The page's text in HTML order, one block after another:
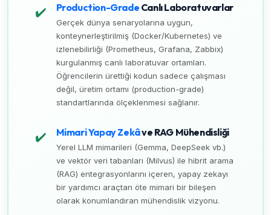
✔️ Production-Grade Canlı Laboratuvarlar
Gerçek dünya senaryolarına uygun,
konteynerleştirilmiş (Docker/Kubernetes) ve
izlenebilirliği (Prometheus, Grafana, Zabbix)
kurgulanmış canlı laboratuvar ortamları.
Öğrencilerin ürettiği kodun sadece çalışması
değil, üretim ortamı (production-grade)
standartlarında ölçeklenmesi sağlanır.
✔️ Mimari Yapay Zekâve RAG Mühendisliği
Yerel LLM mimarileri (Gemma, DeepSeek vb.)
ve vektör veri tabanları (Milvus) ile hibrit arama
(RAG) entegrasyonlarını içeren, yapay zekayı
bir yardımcı araçtan öte mimari bir bileşen
olarak konumlandıran mühendislik vizyonu.